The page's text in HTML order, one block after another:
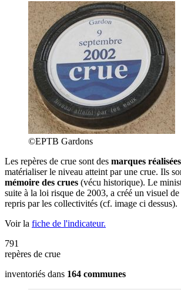
©EPTB Gardons
Les repères de crue sont des marques
matérialiser le niveau atteint par une crue. Ils
mémoire des crues (vécu historique). Le
suite à la loi risque de 2003, a créé un visuel
repris par les collectivités (cf. image ci dessus).
Voir la fiche de l'indicateur.
791
repères de crue
inventoriés dans 164 communes